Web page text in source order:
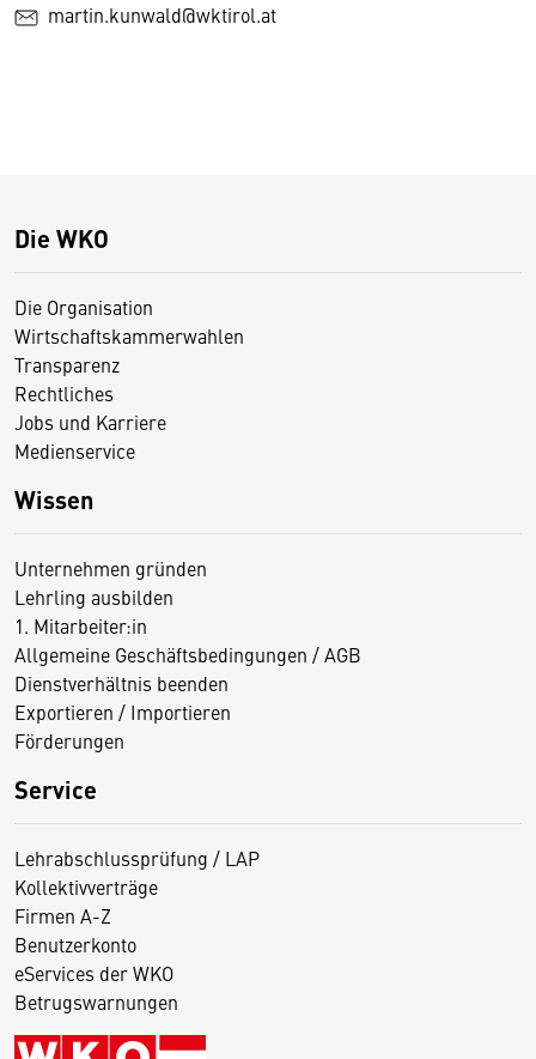
martin.kunwald@wktirol.at
Die WKO
Die Organisation
Wirtschaftskammerwahlen
Transparenz
Rechtliches
Jobs und Karriere
Medienservice
Wissen
Unternehmen gründen
Lehrling ausbilden
1. Mitarbeiter:in
Allgemeine Geschäftsbedingungen / AGB
Dienstverhältnis beenden
Exportieren / Importieren
Förderungen
Service
Lehrabschlussprüfung / LAP
Kollektivverträge
Firmen A-Z
Benutzerkonto
eServices der WKO
Betrugswarnungen